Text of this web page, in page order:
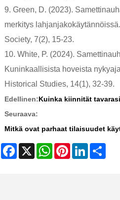
9. Green, D. (2023).
merkitys
Society, 7(2), 15-23.
10. White, P. (2024).
Kuninkaallisista hoveista
Historical Studies, 14(1), 32-39.
Edellinen:Kuinka kiinnität
Seuraava:
Mitkä ovat parhaat tilaisuudet
Facebook
X WhatsAppPinterestLinkedIn